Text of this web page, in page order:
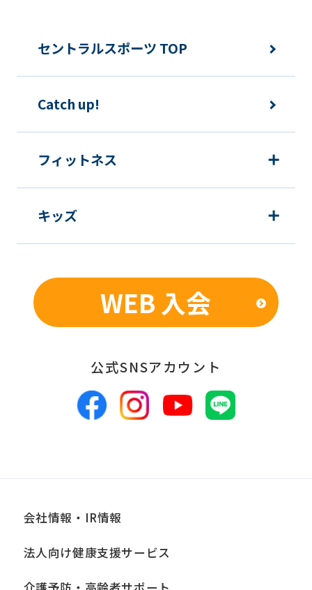
ご利用上の諸連絡や利用状況の確認の
む）等、新商品・サービスの立案・開
発・実施のため
新商品・サービスやイベント情報を含
個人を特定できないよう加工したうえ
での統計的なデータの作成、活用、公
■個人情報の管理
報は、適切かつ慎重に管理し、漏洩、改
ざん、紛失等がないよう適正な管理に努
めます。当社において安全管理のために
講じている措置の内容については、本プ
■個人情報の開示
当社は、お客様からお預かりした個人情
報は、正当な理由がある場合を除き、ご
セントラルスポーツ TOP
Catch up!
フィットネス
キッズ
WEB 入会
公式SNSアカウント
会社情報・IR情報
法人向け健康支援サービス